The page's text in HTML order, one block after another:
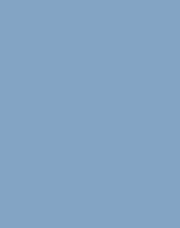
せ
合わせは
りお願いいたしま